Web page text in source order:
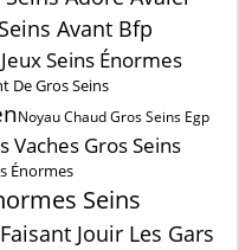
Avant Bfp
Seins Énormes
De Gros Seins
Noyau Chaud Gros Seins Egp
Vaches Gros Seins
Énormes
Seins
Jouir Les Gars